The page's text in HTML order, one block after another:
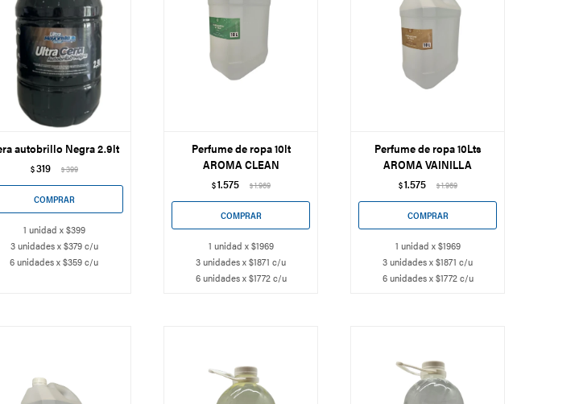
autobrillo Negra 2.9lt
$319 $399
1 unidad x $399
3 unidades x $379 c/u
6 unidades x $359 c/u
Perfume de ropa 10lt
AROMA CLEAN
$1.575 $1.969
1 unidad x $1969
3 unidades x $1871 c/u
6 unidades x $1772 c/u
Perfume de ropa 10Lts
AROMA VAINILLA
$1.575 $1.969
1 unidad x $1969
3 unidades x $1871 c/u
6 unidades x $1772 c/u